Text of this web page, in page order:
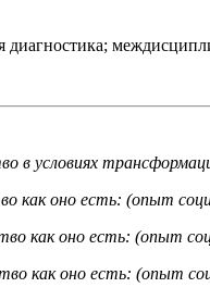
в условиях
как оно есть: (опыт
как оно есть: (опыт
как оно есть: (опыт